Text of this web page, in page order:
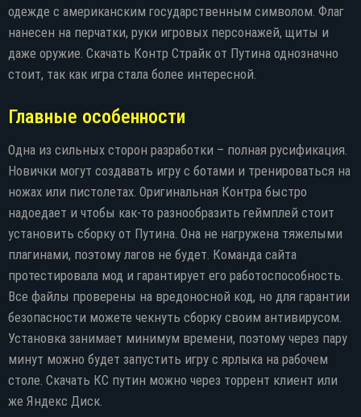
одежде с американским государственным символом. Флаг
нанесен на перчатки, руки игровых персонажей, щиты и
даже оружие. Скачать Контр Страйк от Путина однозначно
стоит, так как игра стала более интересной.
Главные особенности
Одна из сильных сторон разработки – полная русификация.
Новички могут создавать игру с ботами и тренироваться на
ножах или пистолетах. Оригинальная Контра быстро
надоедает и чтобы как-то разнообразить геймплей стоит
установить сборку от Путина. Она не нагружена тяжелыми
плагинами, поэтому лагов не будет. Команда сайта
протестировала мод и гарантирует его работоспособность.
Все файлы проверены на вредоносной код, но для гарантии
безопасности можете чекнуть сборку своим антивирусом.
Установка занимает минимум времени, поэтому через пару
минут можно будет запустить игру с ярлыка на рабочем
столе. Скачать КС путин можно через торрент клиент или
же Яндекс Диск.